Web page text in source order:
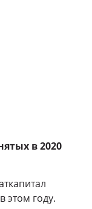
в 2020
этом году.